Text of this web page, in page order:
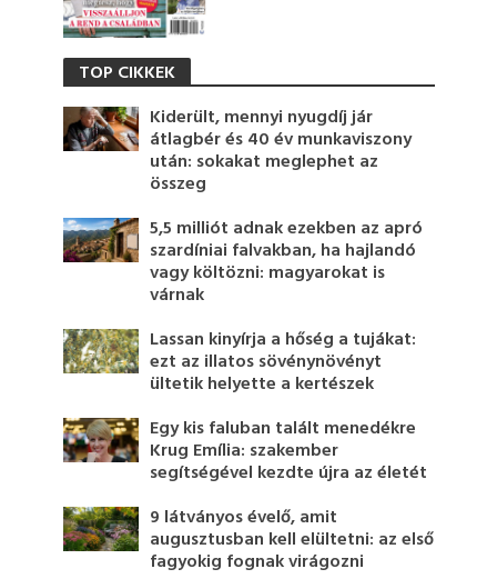
TOP CIKKEK
Kiderült, mennyi nyugdíj jár
átlagbér és 40 év munkaviszony
után: sokakat meglephet az
összeg
5,5 milliót adnak ezekben az apró
szardíniai falvakban, ha hajlandó
vagy költözni: magyarokat is
várnak
Lassan kinyírja a hőség a tujákat:
ezt az illatos sövénynövényt
ültetik helyette a kertészek
Egy kis faluban talált menedékre
Krug Emília: szakember
segítségével kezdte újra az életét
9 látványos évelő, amit
augusztusban kell elültetni: az első
fagyokig fognak virágozni